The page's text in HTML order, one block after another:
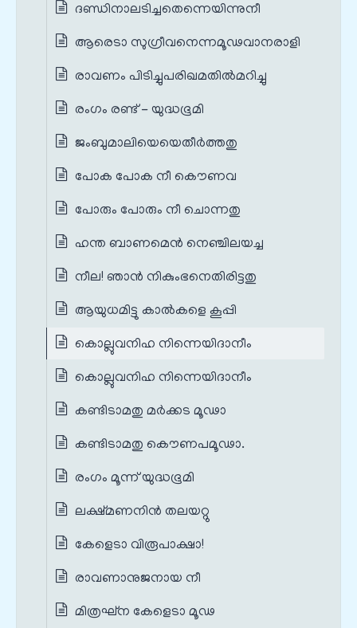
ദണ്ഡിനാലടിച്ചതെന്നെയിന്നുനീ
ആരെടാ സുഗ്രീവനെന്നമൂഢവാനരാളി
രാവണം പിടിച്ചുപരിഖമതില്‍മറിച്ചു
രംഗം രണ്ട് - യുദ്ധഭൂമി
ജംബുമാലിയെയെതീര്‍ത്തതു
പോക പോക നീ കൌണവ
പോരും പോരും നീ ചൊന്നതു
ഹന്ത ബാണമെൻ നെഞ്ചിലയച്ച
നീല! ഞാന്‍ നികുംഭനെതിരിട്ടതു
ആയുധമിട്ടു കാല്‍കളെ കൂപ്പി
കൊല്ലുവനിഹ നിന്നെയിദാനീം
കൊല്ലുവനിഹ നിന്നെയിദാനീം
കണ്ടിടാമതു മര്‍ക്കട മൂഢാ
കണ്ടിടാമതു കൌണപമൂഢാ.
രംഗം മൂന്ന് യുദ്ധഭൂമി
ലക്ഷ്മണനിന്‍ തലയറ്റു
കേളെടാ വിരൂപാക്ഷാ!
രാവണാനുജനായ നീ
മിത്രഘ്ന കേളെടാ മൂഢ